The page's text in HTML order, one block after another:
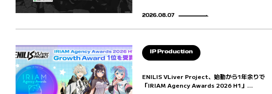
2026.08.07
IP Production
ENILIS VLiver Project、始動から1年余りで
「IRIAM Agency Awards 2026 H1」...